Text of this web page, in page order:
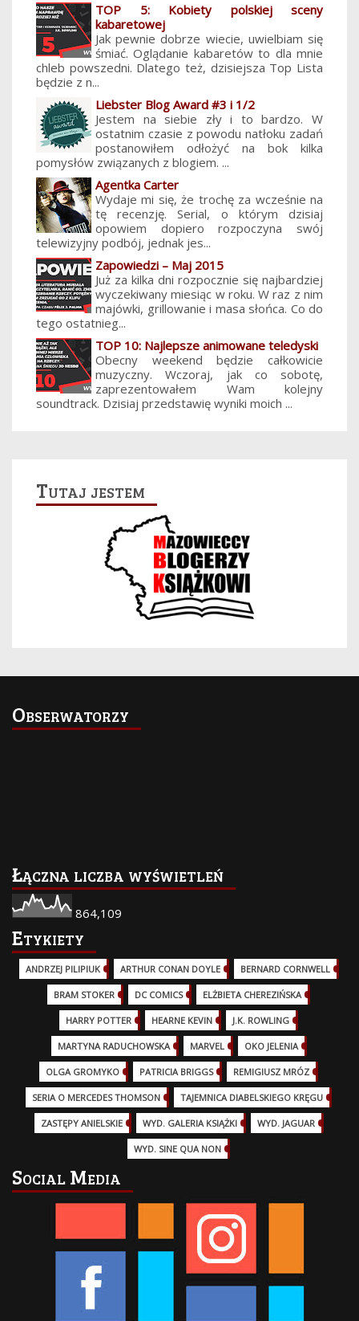
TOP 5: Kobiety polskiej sceny
kabaretowej
Jak pewnie dobrze wiecie, uwielbiam się
śmiać. Oglądanie kabaretów to dla mnie
chleb powszedni. Dlatego też, dzisiejsza Top Lista
będzie z n...
Liebster Blog Award #3 i 1/2
Jestem na siebie zły i to bardzo. W
ostatnim czasie z powodu natłoku zadań
postanowiłem odłożyć na bok kilka
pomysłów związanych z blogiem. ...
Agentka Carter
Wydaje mi się, że trochę za wcześnie na
tę recenzję. Serial, o którym dzisiaj
opowiem dopiero rozpoczyna swój
telewizyjny podbój, jednak jes...
Zapowiedzi – Maj 2015
Już za kilka dni rozpocznie się najbardziej
wyczekiwany miesiąc w roku. W raz z nim
majówki, grillowanie i masa słońca. Co do
tego ostatnieg...
TOP 10: Najlepsze animowane teledyski
Obecny weekend będzie całkowicie
muzyczny. Wczoraj, jak co sobotę,
zaprezentowałem Wam kolejny
soundtrack. Dzisiaj przedstawię wyniki moich ...
Tutaj jestem
Obserwatorzy
Łączna liczba wyświetleń
864,109
Etykiety
ANDRZEJ PILIPIUK (29)ARTHUR CONAN DOYLE BERNARD CORNWELL
BRAM STOKER DC COMICS (17)ELŻBIETA CHEREZIŃSKA
HARRY POTTER (13)HEARNE KEVIN J.K. ROWLING
MARTYNA RADUCHOWSKA MARVEL (32)OKO JELENIA
OLGA GROMYKO PATRICIA BRIGGS (12)REMIGIUSZ MRÓZ
SERIA O MERCEDES THOMSON (11)TAJEMNICA DIABELSKIEGO KRĘGU
ZASTĘPY ANIELSKIE WYD. GALERIA KSIĄŻKI WYD. JAGUAR
WYD. SINE QUA NON
Social Media